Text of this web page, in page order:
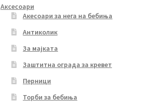
Аксесоари
Акесоари за нега на бебиња
Антиколик
За мајката
Заштитна ограда за кревет
Перници
Торби за бебиња